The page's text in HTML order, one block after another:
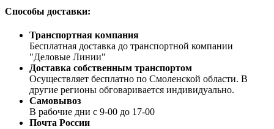
Способы доставки:
Транспортная компания
Бесплатная доставка до транспортной компании
"Деловые Линии"
Доставка собственным транспортом
Осуществляет бесплатно по Смоленской области. В
другие регионы обговаривается индивидуально.
Самовывоз
В рабочие дни с 9-00 до 17-00
Почта России